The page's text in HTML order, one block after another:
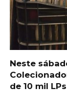
Neste
de 10 mil